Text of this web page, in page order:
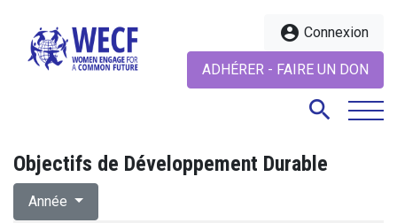
account_circle Connexion
ADHÉRER - FAIRE UN DON
search
Objectifs de Développement Durable
Année